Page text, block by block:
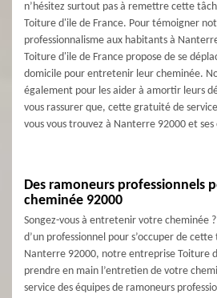
n’hésitez surtout pas à remettre cette
Toiture d'ile de France. Pour témoigner
professionnalisme aux habitants à
Toiture d'ile de France propose de se
domicile pour entretenir leur cheminée.
également pour les aider à amortir leurs
vous rassurer que, cette gratuité de
vous vous trouvez à Nanterre 92000 et ses
Des ramoneurs professionnels
cheminée 92000
Songez-vous à entretenir votre cheminée
d’un professionnel pour s’occuper de
Nanterre 92000, notre entreprise Toiture
prendre en main l’entretien de votre
service des équipes de ramoneurs